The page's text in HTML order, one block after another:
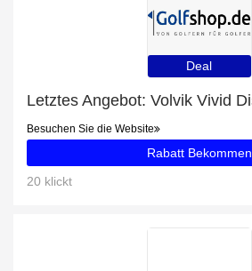
Deal
Besuchen Sie die Website
Rabatt Bekommen
20 klickt